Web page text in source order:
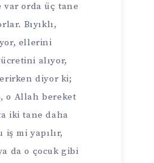
orda üç tane
Bıyıklı,
ellerini
alıyor,
diyor ki;
o Allah bereket
iki tane daha
iş mi yapılır,
da o çocuk gibi